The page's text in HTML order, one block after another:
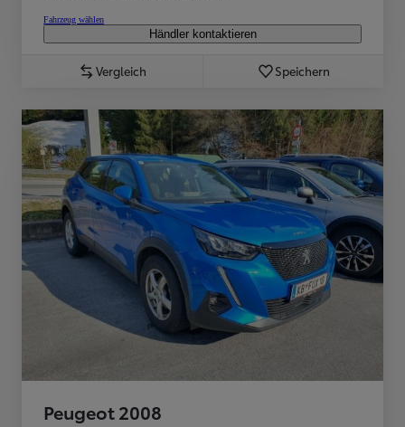
Fahrzeug wählen
Händler kontaktieren
Vergleich Speichern
Peugeot 2008